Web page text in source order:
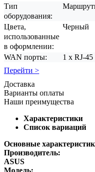
Тип
оборудования:
Цвета,
использованные
в оформлении:
Черный
WAN порты:
1 х RJ-45
Перейти >
Доставка
Варианты оплаты
Наши преимущества
Характеристики
Список вариаций
Основные
Производитель:
ASUS
Модель: